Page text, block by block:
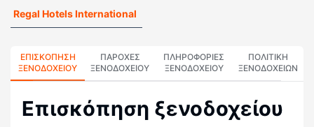
Regal Hotels International
ΕΠΙΣΚΌΠΗΣΗ
ΞΕΝΟΔΟΧΕΊΟΥ
ΠΑΡΟΧΕΣ
ΞΕΝΟΔΟΧΕΙΟΥ
ΠΛΗΡΟΦΟΡΊΕΣ
ΞΕΝΟΔΟΧΕΊΟΥ
ΠΟΛΙΤΙΚΗ
ΞΕΝΟΔΟΧΕΊΩΝ
Επισκόπηση ξενοδοχείου